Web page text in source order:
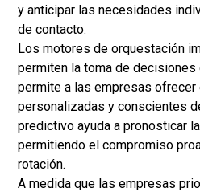
y anticipar las necesidades
de contacto.
Los motores de orquestación
permiten la toma de decisiones
permite a las empresas
personalizadas y conscientes
predictivo ayuda a pronosticar
permitiendo el compromiso
rotación.
A medida que las empresas